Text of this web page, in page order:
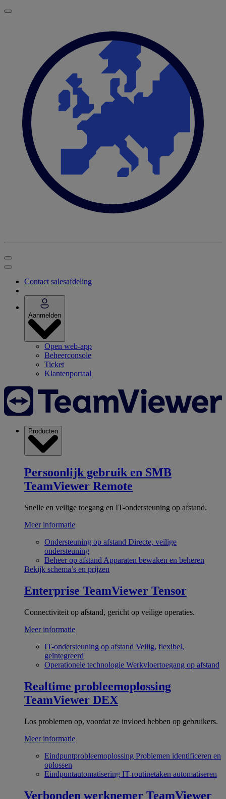
Contact salesafdeling
Aanmelden
Open web-app
Beheerconsole
Ticket
Klantenportaal
Producten
Persoonlijk gebruik en SMB
TeamViewer Remote
Snelle en veilige toegang en IT-ondersteuning op afstand.
Meer informatie
Ondersteuning op afstand Directe, veilige
ondersteuning
Beheer op afstand Apparaten bewaken en beheren
Bekijk schema’s en prijzen
Enterprise TeamViewer Tensor
Connectiviteit op afstand, gericht op veilige operaties.
Meer informatie
IT-ondersteuning op afstand Veilig, flexibel,
geïntegreerd
Operationele technologie Werkvloertoegang op afstand
Realtime probleemoplossing
TeamViewer DEX
Los problemen op, voordat ze invloed hebben op gebruikers.
Meer informatie
Eindpuntprobleemoplossing Problemen identificeren en
oplossen
Eindpuntautomatisering IT-routinetaken automatiseren
Verbonden werknemer TeamViewer